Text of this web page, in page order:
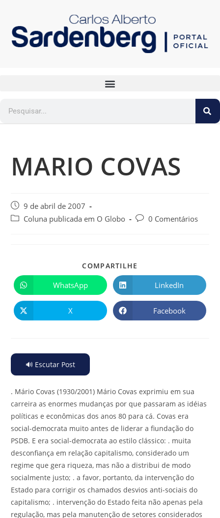
MARIO COVAS
9 de abril de 2007
Coluna publicada em O Globo
0 Comentários
COMPARTILHE
WhatsApp LinkedIn
X Facebook
🔊 Escutar Post
. Mário Covas (1930/2001) Mário Covas exprimiu em sua
carreira as enormes mudanças por que passaram as idéias
políticas e econômicas dos anos 80 para cá. Covas era
social-democrata muito antes de liderar a fiundação do
PSDB. E era social-democrata ao estilo clássico: . muita
desconfiança em relação capitalismo, considerado um
regime que gera riqueza, mas não a distribui de modo
socialmente justo; . a favor, portanto, da intervenção do
Estado para corrigir os chamados desvios anti-sociais do
capitalismo; . intervenção do Estado feita não apenas pela
regulação, mas pela manutenção de setores considerados